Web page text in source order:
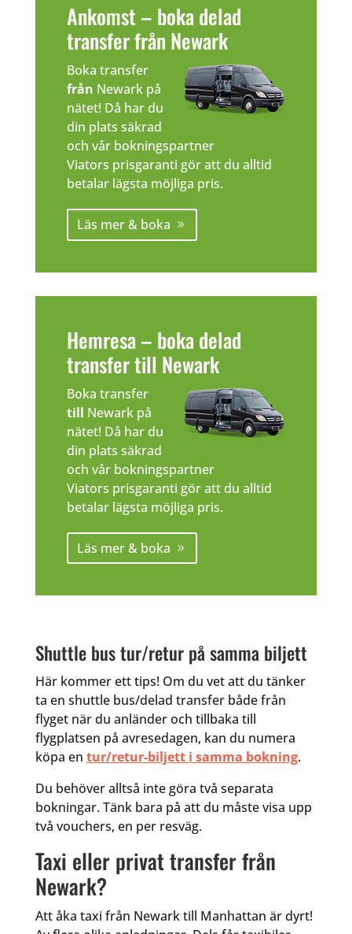
Ankomst – boka delad
transfer från Newark
Boka transfer
från Newark på
nätet! Då har du
din plats säkrad
och vår bokningspartner
Viators prisgaranti gör att du alltid
betalar lägsta möjliga pris.
Läs mer & boka
Hemresa – boka delad
transfer till Newark
Boka transfer
till Newark på
nätet! Då har du
din plats säkrad
och vår bokningspartner
Viators prisgaranti gör att du alltid
betalar lägsta möjliga pris.
Läs mer & boka
Shuttle bus tur/retur på samma biljett
Här kommer ett tips! Om du vet att du tänker
ta en shuttle bus/delad transfer både från
flyget när du anländer och tillbaka till
flygplatsen på avresedagen, kan du numera
köpa en tur/retur-biljett i samma bokning.
Du behöver alltså inte göra två separata
bokningar. Tänk bara på att du måste visa upp
två vouchers, en per resväg.
Taxi eller privat transfer från
Newark?
Att åka taxi från Newark till Manhattan är dyrt!